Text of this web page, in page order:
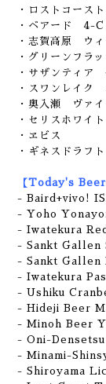
・ロストコース
・ベアード 4-C
・志賀高原 ウィ
・グリーンフラ
・サザンティア
・スワンレイク
・奥入瀬 ヴァイ
・セリスホワイト
・ヱビス
・ギネスドラフト
【Today's
- Baird+vivo!
- Yoho
- Iwatekura
- Sankt Gallen
- Sankt Gallen
- Iwatekura
- Ushiku
- Hideji Beer
- Minoh Beer
- Oni-
- Minami-
- Shiroyama